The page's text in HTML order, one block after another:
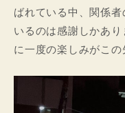
ばれている中、関係
いるのは感謝しかあ
に一度の楽しみがこの